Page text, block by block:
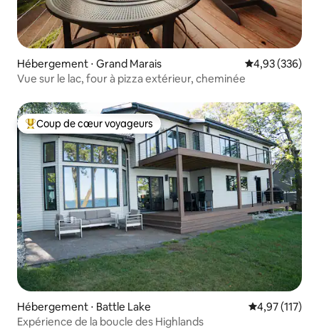
Hébergement ⋅ Grand Marais Évaluation
4,93 (336)
Vue sur le lac, four à pizza extérieur, cheminée
Coups de cœur voyageurs les plus appréciés
Coup de cœur voyageurs
Hébergement ⋅ Battle Lake Évaluation
4,97 (117)
Expérience de la boucle des Highlands